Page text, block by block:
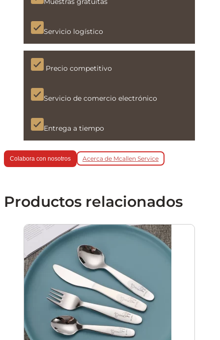
Servicio logístico
Precio competitivo
Servicio de comercio electrónico
Entrega a tiempo
Colabora con nosotros Acerca de Mcallen Service
Productos relacionados